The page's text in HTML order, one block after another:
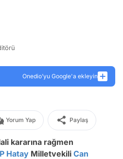
Onedio’yu Google'a ekleyin
Yorum Yap Paylaş
kararına rağmen
Hatay Milletvekili Can